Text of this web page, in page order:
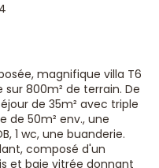
magnifique villa T6
800m² de terrain. De
de 35m² avec triple
de 50m² env., une
1 wc, une buanderie.
composé d'un
et baie vitrée donnant